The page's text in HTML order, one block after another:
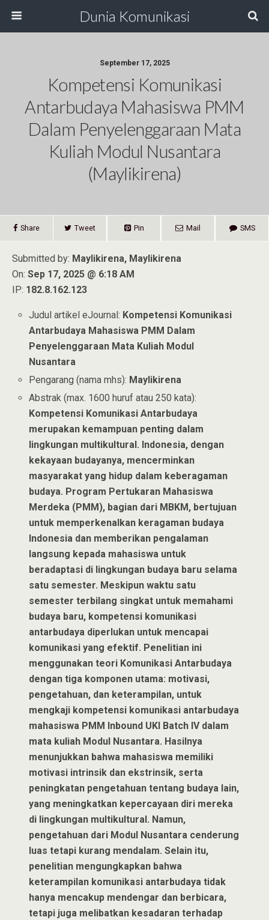
Dunia Komunikasi
September 17, 2025
Kompetensi Komunikasi
Antarbudaya Mahasiswa PMM
Dalam Penyelenggaraan Mata
Kuliah Modul Nusantara
(Maylikirena)
Share Tweet Pin Mail SMS
Submitted by: Maylikirena, Maylikirena
On: Sep 17, 2025 @ 6:18 AM
IP: 182.8.162.123
Judul artikel eJournal: Kompetensi Komunikasi
Antarbudaya Mahasiswa PMM Dalam
Penyelenggaraan Mata Kuliah Modul
Nusantara
Pengarang (nama mhs): Maylikirena
Abstrak (max. 1600 huruf atau 250 kata):
Kompetensi Komunikasi Antarbudaya
merupakan kemampuan penting dalam
lingkungan multikultural. Indonesia, dengan
kekayaan budayanya, mencerminkan
masyarakat yang hidup dalam keberagaman
budaya. Program Pertukaran Mahasiswa
Merdeka (PMM), bagian dari MBKM, bertujuan
untuk memperkenalkan keragaman budaya
Indonesia dan memberikan pengalaman
langsung kepada mahasiswa untuk
beradaptasi di lingkungan budaya baru selama
satu semester. Meskipun waktu satu
semester terbilang singkat untuk memahami
budaya baru, kompetensi komunikasi
antarbudaya diperlukan untuk mencapai
komunikasi yang efektif. Penelitian ini
menggunakan teori Komunikasi Antarbudaya
dengan tiga komponen utama: motivasi,
pengetahuan, dan keterampilan, untuk
mengkaji kompetensi komunikasi antarbudaya
mahasiswa PMM Inbound UKI Batch IV dalam
mata kuliah Modul Nusantara. Hasilnya
menunjukkan bahwa mahasiswa memiliki
motivasi intrinsik dan ekstrinsik, serta
peningkatan pengetahuan tentang budaya lain,
yang meningkatkan kepercayaan diri mereka
di lingkungan multikultural. Namun,
pengetahuan dari Modul Nusantara cenderung
luas tetapi kurang mendalam. Selain itu,
penelitian mengungkapkan bahwa
keterampilan komunikasi antarbudaya tidak
hanya mencakup mendengar dan berbicara,
tetapi juga melibatkan kesadaran terhadap